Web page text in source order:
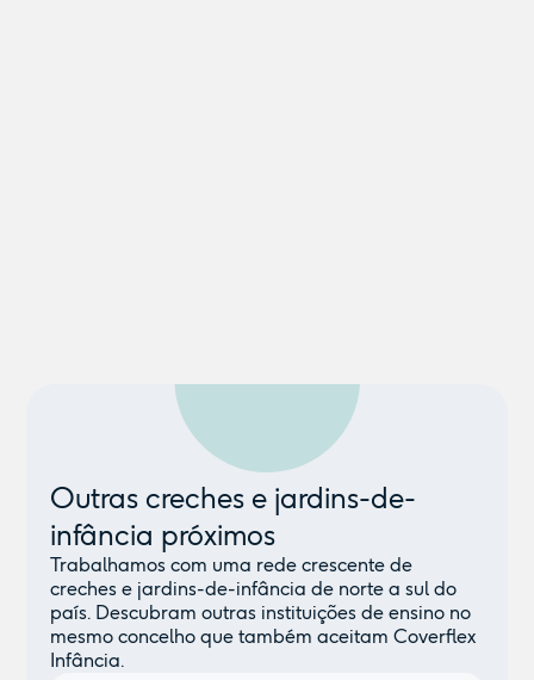
Outras creches e jardins-de-
infância próximos
Trabalhamos com uma rede crescente de
creches e jardins-de-infância de norte a sul do
país. Descubram outras instituições de ensino no
mesmo concelho que também aceitam Coverflex
Infância.